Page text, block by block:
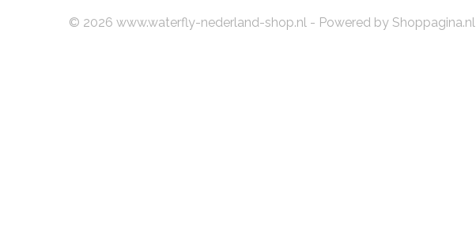
© 2026 www.waterfly-nederland-shop.nl - Powered by Shoppagina.nl